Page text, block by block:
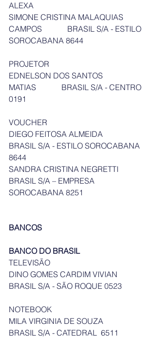
ALEXA
SIMONE CRISTINA MALAQUIAS
CAMPOS             BRASIL S/A - ESTILO
SOROCABANA 8644
PROJETOR
EDNELSON DOS SANTOS
MATIAS             BRASIL S/A - CENTRO
0191
VOUCHER
DIEGO FEITOSA ALMEIDA
BRASIL S/A - ESTILO SOROCABANA
8644
SANDRA CRISTINA NEGRETTI
BRASIL S/A – EMPRESA
SOROCABANA 8251
BANCOS
BANCO DO BRASIL
TELEVISÃO
DINO GOMES CARDIM VIVIAN
BRASIL S/A - SÃO ROQUE 0523
NOTEBOOK
MILA VIRGINIA DE SOUZA
BRASIL S/A - CATEDRAL  6511